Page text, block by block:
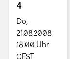
4
Do,
21.08.2008
18:00 Uhr
CEST